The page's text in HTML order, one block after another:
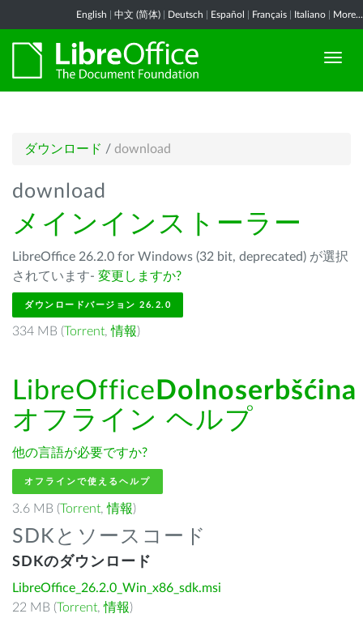
English 中文 (简体) Deutsch Español Français Italiano More...
ダウンロード / download
download
メインインストーラー
LibreOffice 26.2.0 for Windows (32 bit, deprecated) が選択
されています- 変更しますか?
ダウンロードバージョン 26.2.0
334 MB (Torrent,情報)
LibreOffice Dolnoserbšćina
オフライン ヘルプ
他の言語が必要ですか?
オフラインで使えるヘルプ
3.6 MB (Torrent,情報)
SDKとソースコード
SDKのダウンロード
LibreOffice_26.2.0_Win_x86_sdk.msi
22 MB (Torrent,情報)